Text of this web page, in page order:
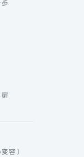
容）